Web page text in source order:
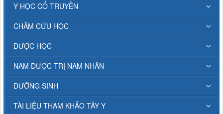
Y HỌC CỔ TRUYỀN
CHÂM CỨU HỌC
DƯỢC HỌC
NAM DƯỢC TRỊ NAM NHÂN
DƯỠNG SINH
TÀI LIỆU THAM KHẢO TÂY Y